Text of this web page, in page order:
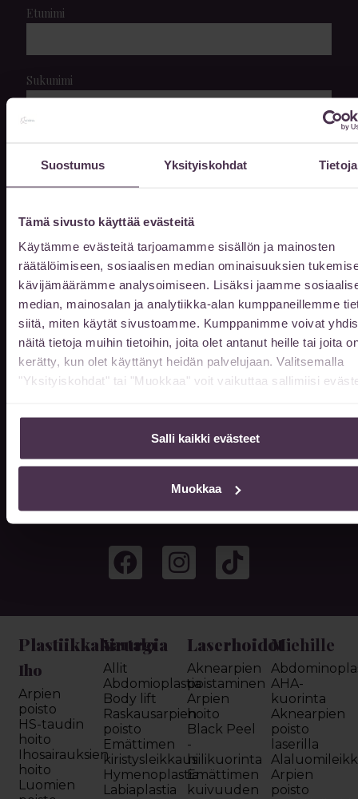
Suostumus Yksityiskohdat Tietoja
Tämä sivusto käyttää evästeitä
Käytämme evästeitä tarjoamamme sisällön ja mainosten
räätälöimiseen, sosiaalisen median ominaisuuksien
kävijämäärämme analysoimiseen. Lisäksi jaamme
median, mainosalan ja analytiikka-alan kumppaneillemme
siitä, miten käytät sivustoamme. Kumppanimme voivat
näitä tietoja muihin tietoihin, joita olet antanut heille tai joita
kerätty, kun olet käyttänyt heidän palvelujaan. Valitsemalla
"Yksityiskohdat" tai "Muokkaa" voit vaikuttaa sallimiisi
Salli kaikki evästeet
Muokkaa
Etunimi
Sukunimi
Puhelin
Viestisi
Seuraa sosiaalisessa mediassa
Plastiikkakirurgia
Iho
Arpien
poisto
HS-taudin
hoito
Ihosairauksien
hoito
Luomien
Vartalo
Allit
Abdomioplastia
Body lift
Raskausarpien
poisto
Emättimen
kiristysleikkaus
Hymenoplastia
Labiaplastia
Laserhoidot
Aknearpien
poistaminen
Arpien
hoito
Black Peel
-
hiilikuorinta
Emättimen
kuivuuden
Miehille
AHA-
kuorinta
Aknearpien
poisto
laserilla
Arpien
poisto